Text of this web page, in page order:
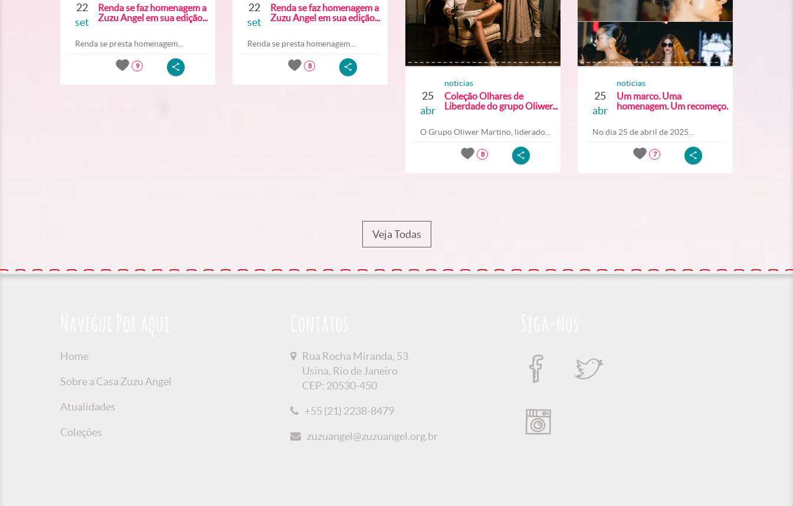
22
set
Renda se faz homenagem a
Zuzu Angel em sua edição...
Renda se presta homenagem...
9
22
set
Renda se faz homenagem a
Zuzu Angel em sua edição...
Renda se presta homenagem...
8
25
abr
noticias
Coleção Olhares de
Liberdade do grupo Oliwer...
O Grupo Oliwer Martino, liderado...
8
25
abr
noticias
Um marco. Uma
homenagem. Um recomeço.
No dia 25 de abril de 2025...
7
Veja Todas
Home
Sobre a Casa Zuzu Angel
Atualidades
Coleções
Rua Rocha Miranda, 53
Usina, Rio de Janeiro
CEP: 20530-450
+55 (21) 2238-8479
zuzuangel@zuzuangel.org.br